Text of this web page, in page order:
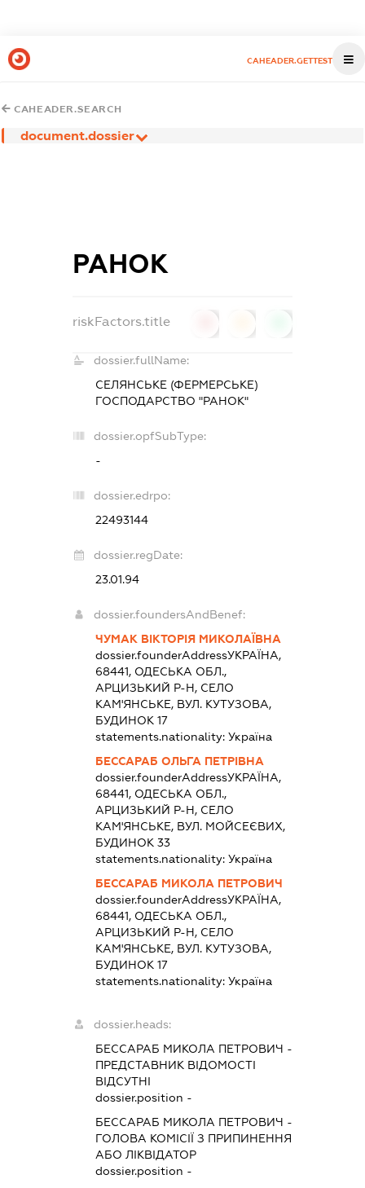
CAHEADER.GETTEST
CAHEADER.SEARCH
document.dossier
РАНОК
riskFactors.title
dossier.fullName:
СЕЛЯНСЬКЕ (ФЕРМЕРСЬКЕ)
ГОСПОДАРСТВО "РАНОК"
dossier.opfSubType:
-
dossier.edrpo:
22493144
dossier.regDate:
23.01.94
dossier.foundersAndBenef:
ЧУМАК ВІКТОРІЯ МИКОЛАЇВНА
dossier.founderAddressУКРАЇНА,
68441, ОДЕСЬКА ОБЛ.,
АРЦИЗЬКИЙ Р-Н, СЕЛО
КАМ'ЯНСЬКЕ, ВУЛ. КУТУЗОВА,
БУДИНОК 17
statements.nationality: Україна
БЕССАРАБ ОЛЬГА ПЕТРІВНА
dossier.founderAddressУКРАЇНА,
68441, ОДЕСЬКА ОБЛ.,
АРЦИЗЬКИЙ Р-Н, СЕЛО
КАМ'ЯНСЬКЕ, ВУЛ. МОЙСЕЄВИХ,
БУДИНОК 33
statements.nationality: Україна
БЕССАРАБ МИКОЛА ПЕТРОВИЧ
dossier.founderAddressУКРАЇНА,
68441, ОДЕСЬКА ОБЛ.,
АРЦИЗЬКИЙ Р-Н, СЕЛО
КАМ'ЯНСЬКЕ, ВУЛ. КУТУЗОВА,
БУДИНОК 17
statements.nationality: Україна
dossier.heads:
БЕССАРАБ МИКОЛА ПЕТРОВИЧ -
ПРЕДСТАВНИКВІДОМОСТІ
ВІДСУТНІ
dossier.position -
БЕССАРАБ МИКОЛА ПЕТРОВИЧ -
ГОЛОВА КОМІСІЇ З ПРИПИНЕННЯ
АБО ЛІКВІДАТОР
dossier.position -